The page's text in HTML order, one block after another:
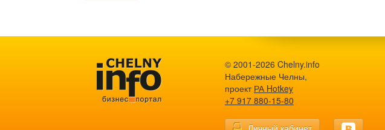
© 2001-2026 Chelny.info
Набережные Челны,
проект РА Hotkey
+7 917 880-15-80